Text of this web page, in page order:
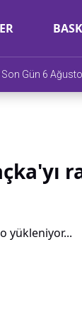
Son Gün 6
yükleniyor...